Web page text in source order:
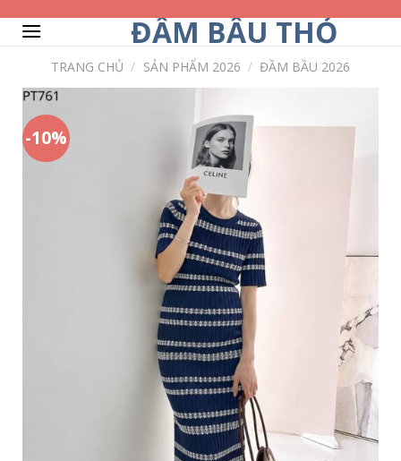
ĐẦM BẦU THỎ
TRANG CHỦ / SẢN PHẨM 2026 / ĐẦM BẦU 2026
-10%